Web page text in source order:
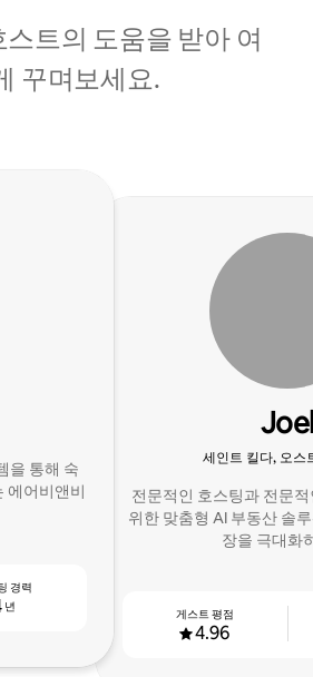
트의 도움을 받아 여
꾸며보세요.
을 통해 숙
에어비앤비
년
경력
세인트 킬다, 오스
전문적인 호스팅과 전문
위한 맞춤형 AI 부동산 솔
장을 극대화
4.96
게스트 평점